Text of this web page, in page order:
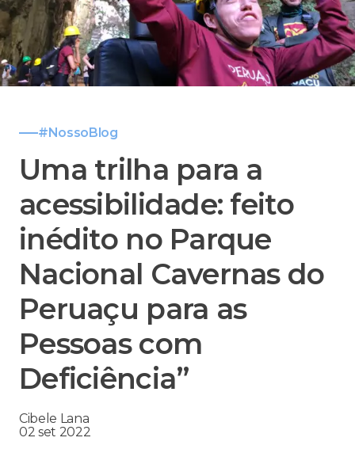
#NossoBlog
Uma trilha para a
acessibilidade: feito
inédito no Parque
Nacional Cavernas do
Peruaçu para as
Pessoas com
Deficiência”
Cibele Lana
02 set 2022